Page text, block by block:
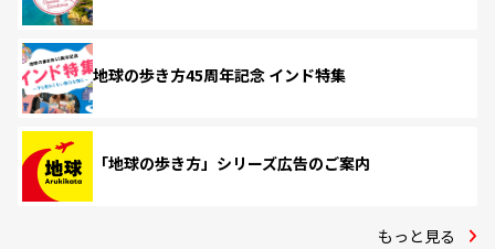
地球の歩き方45周年記念 インド特集
「地球の歩き方」シリーズ広告のご案内
もっと見る